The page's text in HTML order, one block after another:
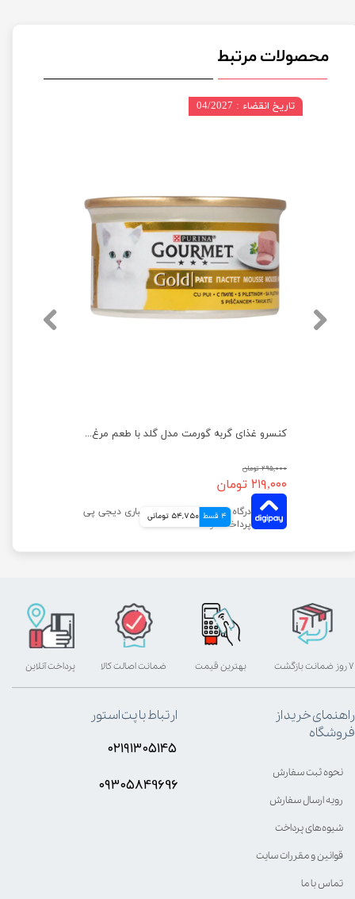
محصولات مرتبط
کنسرو غذای گربه گورمت مدل گلد با طعم مرغ وزن ۸۵ گرم
۲۹۵,۰۰۰ تومان
۲۱۹,۰۰۰ تومان
4 قسط 54,750 تومانی
تاریخ انقضاء : 04/2027
بهترین قیمت پرداخت آنلاین ۷ روز ضمانت بازگشت ضمانت اصالت کالا
راهنمای خرید از
فروشگاه
نحوه ثبت سفارش
رویه ارسال سفارش
شیوه‌های پرداخت
قوانین و مقررات سایت
تماس با ما
ارتباط با پت استور
۰۲۱۹۱۳۰۵۱۴۵
۰۹۳۰۵8۴9696